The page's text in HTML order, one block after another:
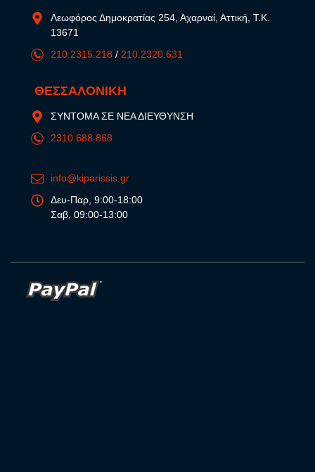
Λεωφόρος Δημοκρατίας 254, Αχαρναί, Αττική, Τ.Κ.
13671
210.2315.218 / 210.2320.631
ΘΕΣΣΑΛΟΝΙΚΗ
ΣΥΝΤΟΜΑ ΣΕ ΝΕΑ ΔΙΕΥΘΥΝΣΗ
2310.688.868
info@kiparissis.gr
Δευ-Παρ, 9:00-18:00
Σαβ, 09:00-13:00